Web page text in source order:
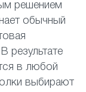
решением
обычный
результате
в любой
выбирают